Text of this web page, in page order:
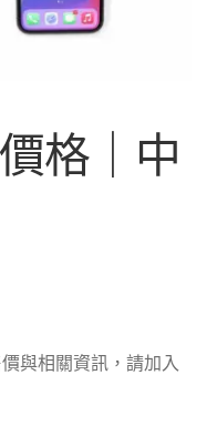
格｜中
與相關資訊，請加入